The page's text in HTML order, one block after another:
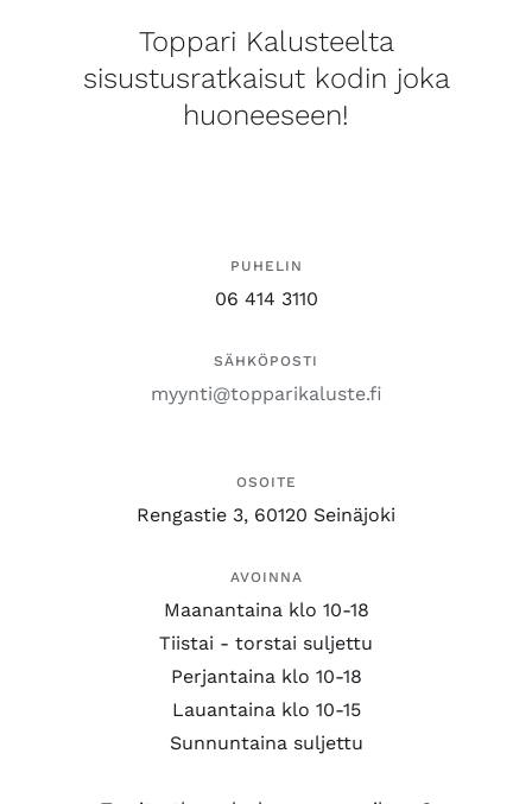
Toppari Kalusteelta
sisustusratkaisut kodin joka
huoneeseen!
PUHELIN
06 414 3110
SÄHKÖPOSTI
myynti@topparikaluste.fi
OSOITE
Rengastie 3, 60120 Seinäjoki
AVOINNA
Maanantaina klo 10-18
Tiistai - torstai suljettu
Perjantaina klo 10-18
Lauantaina klo 10-15
Sunnuntaina suljettu